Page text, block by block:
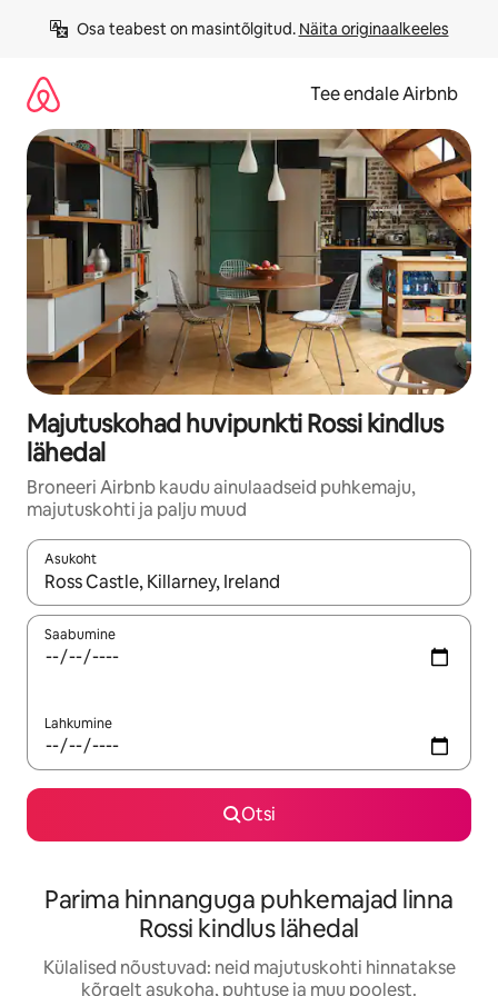
Osa teabest on masintõlgitud. Näita originaalkeeles
Tee endale Airbnb
Majutuskohad huvipunkti Rossi kindlus
lähedal
Broneeri Airbnb kaudu ainulaadseid puhkemaju,
majutuskohti ja palju muud
Asukoht
Kui tulemused on kuvatud, liigu ekraanil nooleklahvidega või
Saabumine
Lahkumine
Otsi
Parima hinnanguga puhkemajad linna
Rossi kindlus lähedal
Külalised nõustuvad: neid majutuskohti hinnatakse
kõrgelt asukoha, puhtuse ja muu poolest.